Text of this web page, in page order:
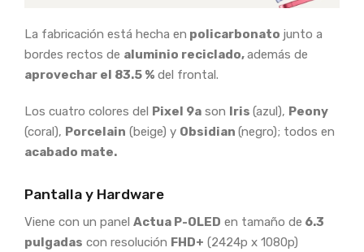
La fabricación está hecha en policarbonato junto a
bordes rectos de aluminio reciclado,además de
aprovechar el 83.5 % del frontal.
Los cuatro colores del Pixel 9a son Iris (azul), Peony
(coral), Porcelain (beige) y Obsidian (negro); todos en
acabado mate.
Pantalla y Hardware
Viene con un panel Actua P-OLED en tamaño de 6.3
pulgadas con resolución FHD+ (2424p x 1080p)